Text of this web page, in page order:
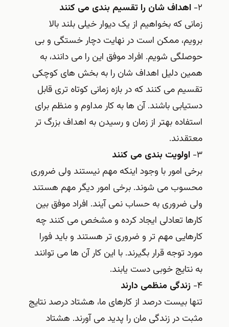
۲- اهداف شان را تقسیم بندی می کنند
زمانی که بخواهیم از یک دیوار خیلی بلند بالا
برویم، ممکن است در نهایت دچار خستگی و بی
حوصلگی شویم. افراد موفق این را می دانند، به
همین دلیل اهداف شان را به بخش های کوچکی
تقسیم می کنند که در بازه زمانی کوتاه تری قابل
دستیابی باشند. آن ها به کار مداوم و منظم برای
استفاده بهتر از زمان و رسیدن به اهداف بزرگ تر
معتقدند.
۳- اولویت بندی می کنند
برخی امور با وجود اینکه مهم نیستند ولی ضروری
محسوب می شوند. برخی امور دیگر مهم هستند
ولی ضروری به حساب نمی آیند. افراد موفق بین
کارها تعادلی ایجاد کرده و مشخص می کنند چه
کارهایی مهم تر و ضروری تر هستند و باید فورا
مورد توجه قرار بگیرند. با این کار آن ها می توانند
به نتایج خوبی دست یابند.
۴- زندگی منظمی دارند
تنها بیست درصد از کارهای ما، هشتاد درصد نتایج
مثبت در زندگی مان را پدید می آورند. هشتاد